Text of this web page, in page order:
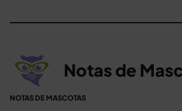
Notas de
NOTAS DE MASCOTAS